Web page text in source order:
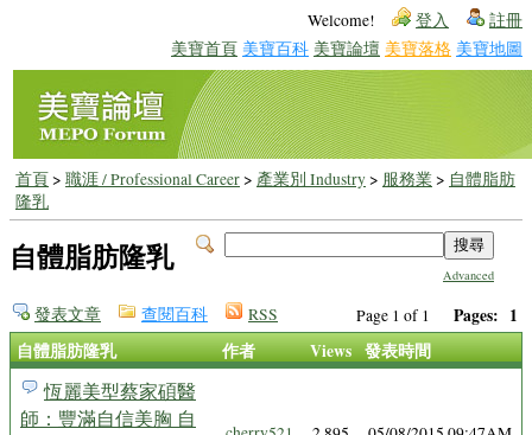
Welcome! 登入 註冊
美寶首頁 美寶百科 美寶論壇 美寶落格 美寶地圖
首頁> 職涯 / Professional Career> 產業別 Industry> 服務業> 自體脂肪
隆乳
Advanced
自體脂肪隆乳
Page 1 of 1 Pages: 1
發表文章 查閱百科 RSS
自體脂肪隆乳 作者 Views 發表時間
恆麗美型蔡家碩醫
師：豐滿自信美胸 自